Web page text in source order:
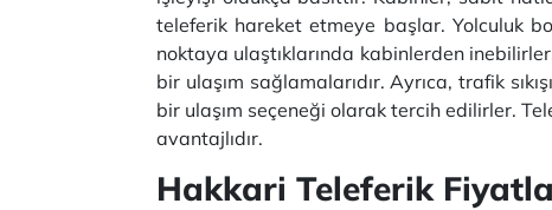
teleferik hareket etmeye başlar. Yolculuk
noktaya ulaştıklarında kabinlerden
bir ulaşım sağlamalarıdır. Ayrıca, trafik
bir ulaşım seçeneği olarak tercih edilirler.
avantajlıdır.
Hakkari Teleferik